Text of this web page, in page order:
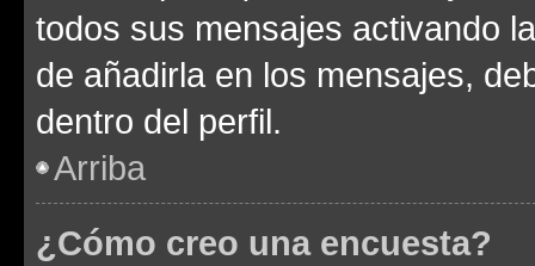
todos sus mensajes activando
de añadirla en los mensajes,
dentro del perfil.
Arriba
¿Cómo creo una encuesta?